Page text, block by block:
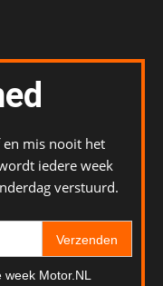
mis nooit het
iedere week
verstuurd.
Verzenden
Motor.NL